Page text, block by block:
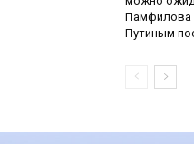
Памфилова
Путиным